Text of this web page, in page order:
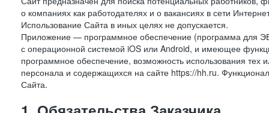
о компаниях как работодателях и о вакансиях в сети
Использование Сайта в иных целях не допускается.
Приложение — программное обеспечение (программа для
с операционной системой iOS или Android, и имеющее
программное обеспечение, возможность использования
персонала и содержащихся на сайте https://hh.ru.
Сайта.